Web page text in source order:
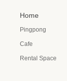
Home
Pingpong
Cafe
Rental Space